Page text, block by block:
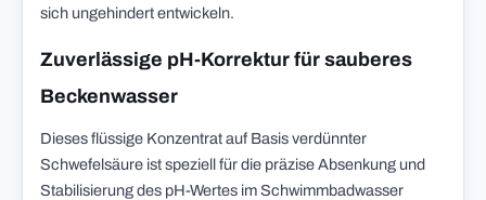
sich ungehindert entwickeln.
Zuverlässige pH-Korrektur für sauberes
Beckenwasser
Dieses flüssige Konzentrat auf Basis verdünnter
Schwefelsäure ist speziell für die präzise Absenkung und
Stabilisierung des pH-Wertes im Schwimmbadwasser